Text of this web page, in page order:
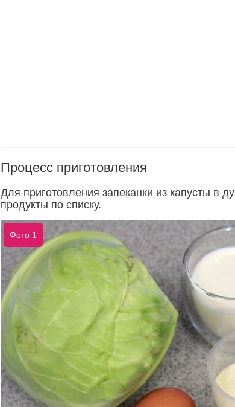
Процесс приготовления
Для приготовления запеканки из капусты в
продукты по списку.
Фото 1